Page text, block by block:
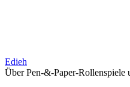
Edieh
Über Pen-&-Paper-Rollenspiele